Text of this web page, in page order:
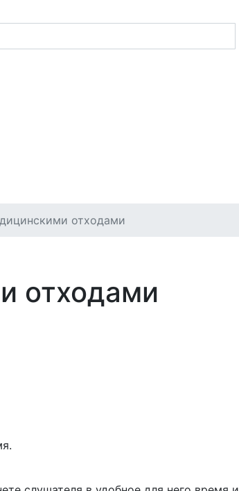
отходами
отходами